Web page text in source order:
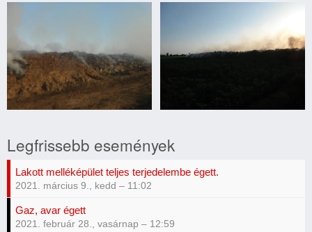
Legfrissebb események
Lakott melléképület teljes terjedelembe égett.
2021. március 9., kedd – 11:02
Gaz, avar égett
2021. február 28., vasárnap – 12:59